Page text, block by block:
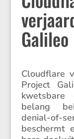
Galileo
Cloud­flare
Project
belang
denial-of-
beschermt